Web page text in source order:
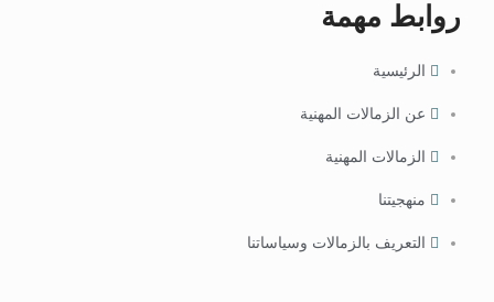
روابط مهمة
الرئيسية
عن الزمالات المهنية
الزمالات المهنية
منهجيتنا
التعريف بالزمالات وسياساتنا